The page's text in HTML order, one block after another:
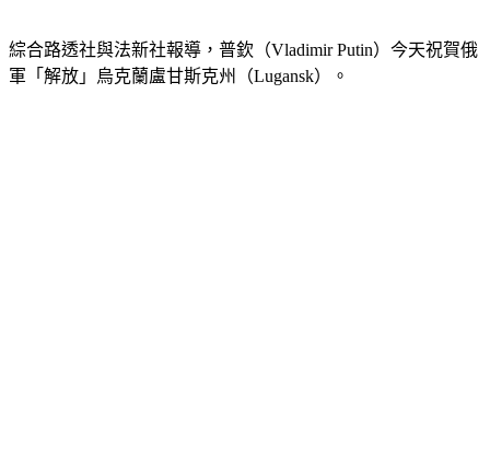
綜合路透社與法新社報導，普欽（Vladimir Putin）今天祝賀俄
軍「解放」烏克蘭盧甘斯克州（Lugansk）。